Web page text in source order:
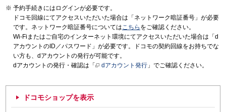
予約手続きにはログインが必要です。
ドコモ回線にてアクセスいただいた場合は「ネットワーク暗証番号」が必要
です。ネットワーク暗証番号についてはこちら をご確認ください。
Wi-Fiまたはご自宅のインターネット環境にてアクセスいただいた場合は「d
アカウントのID／パスワード」が必要です。ドコモの契約回線をお持ちでな
い方も、dアカウントの発行が可能です。
dアカウントの発行・確認は「
dアカウント発行 」でご確認ください。
ドコモショップを表示